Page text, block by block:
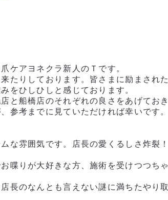
ケアヨネクラ新人のＴです。
たりしております。皆さまに励まされ
をひしひしと感じております。
と船橋店のそれぞれの良さをあげておき
参考までに見ていただければ幸いです。
な雰囲気です。店長の愛くるしさ炸裂
喋りが大好きな方、施術を受けつつち
長のなんとも言えない謎に満ちたやり